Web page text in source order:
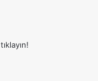
tıklayın!